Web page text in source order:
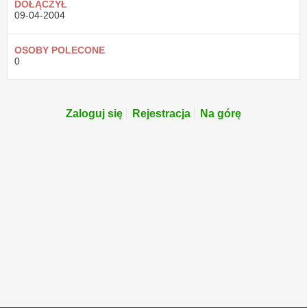
DOŁĄCZYŁ
09-04-2004
OSOBY POLECONE
0
Zaloguj się Rejestracja Na górę